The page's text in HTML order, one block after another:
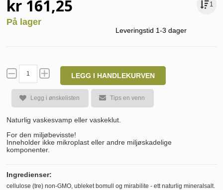
1
kr 161,25
På lager
Leveringstid 1-3 dager
LEGG I HANDLEKURVEN
Legg i ønskelisten Tips en venn
Naturlig vaskesvamp eller vaskeklut.
For den miljøbevisste!
Inneholder ikke mikroplast eller andre miljøskadelige
komponenter.
Ingredienser:
cellulose (tre) non-GMO, ubleket bomull og mirabilite - ett naturlig mineralsalt.